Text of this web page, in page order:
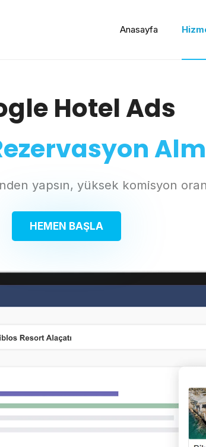
Anasayfa
Hotel Ads
yapsın, yüksek komisyon
HEMEN BAŞLA